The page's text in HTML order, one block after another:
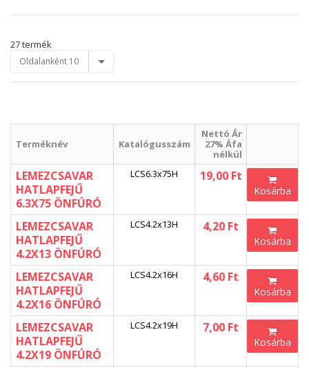
27 termék
Oldalanként 10
Terméknév Katalógusszám
Nettó Ár
27% Áfa
nélkül
LEMEZCSAVAR
HATLAPFEJŰ
6.3X75 ÖNFÚRÓ
LCS6.3x75H 19,00 Ft
Kosárba
LEMEZCSAVAR
HATLAPFEJŰ
4.2X13 ÖNFÚRÓ
LCS4.2x13H 4,20 Ft
Kosárba
LEMEZCSAVAR
HATLAPFEJŰ
4.2X16 ÖNFÚRÓ
LCS4.2x16H 4,60 Ft
Kosárba
LEMEZCSAVAR
HATLAPFEJŰ
4.2X19 ÖNFÚRÓ
LCS4.2x19H 7,00 Ft
Kosárba